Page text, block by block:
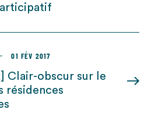
01 FÉV 2017
Clair-obscur sur le
résidences